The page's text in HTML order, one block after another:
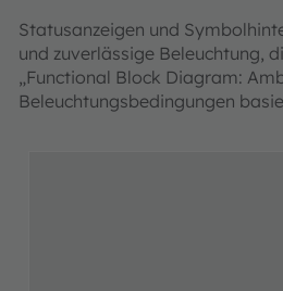
Statusanzeigen und
und zuverlässige Beleuchtung,
„Functional Block Diagram:
Beleuchtungsbedingungen